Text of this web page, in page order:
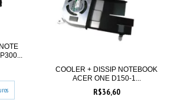
COOLER + DISSIP NOTEBOOK
ACER ONE D150-1...
R$36,60